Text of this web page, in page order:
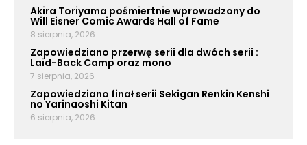
Akira Toriyama pośmiertnie wprowadzony do
Will Eisner Comic Awards Hall of Fame
8 sierpnia, 2026
Zapowiedziano przerwę serii dla dwóch serii :
Laid-Back Camp oraz mono
7 sierpnia, 2026
Zapowiedziano finał serii Sekigan Renkin Kenshi
no Yarinaoshi Kitan
6 sierpnia, 2026